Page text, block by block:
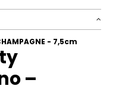
- 7,5cm
–